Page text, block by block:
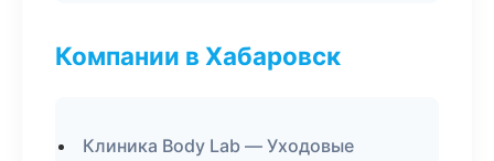
Компании в Хабаровск
Клиника Body Lab — Уходовые